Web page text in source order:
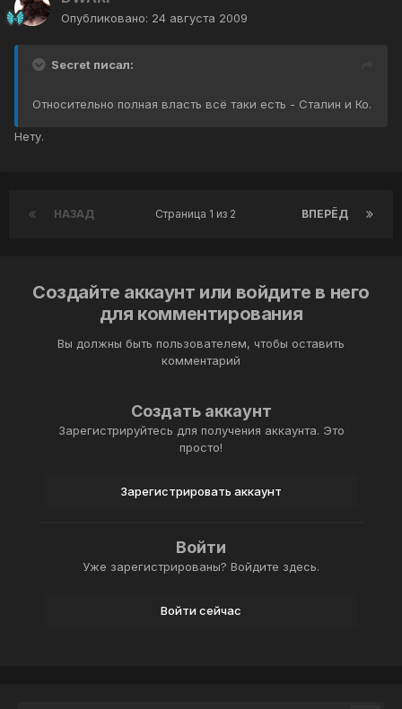
Опубликовано: 24 августа 2009
Secret писал:
Относительно полная власть всё таки есть - Сталин и Ко.
Нету.
НАЗАД ВПЕРЁД
Страница 1 из 2
Создайте аккаунт или войдите в него
для комментирования
Вы должны быть пользователем, чтобы оставить
комментарий
Создать аккаунт
Зарегистрируйтесь для получения аккаунта. Это
просто!
Зарегистрировать аккаунт
Войти
Уже зарегистрированы? Войдите здесь.
Войти сейчас